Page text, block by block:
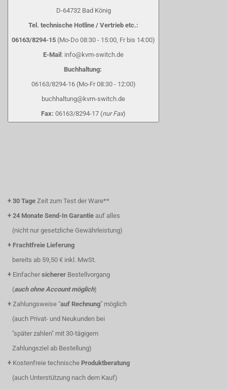
D-64732 Bad König
Tel. technische Hotline / Vertrieb etc.:
06163/8294-15 (Mo-Do 08:30 - 15:00, Fr bis 14:00)
E-Mail : info@kvm-switch.de
Buchhaltung:
06163/8294-16 (Mo-Fr 08:30 - 12:00)
buchhaltung@kvm-switch.de
Fax: 06163/8294-17 (nur Fax)
+ 30 Tage Zeit zum Test der Ware**
+ 24 Monate Send-In Garantie auf alles
(nicht nur gesetzliche Gewährleistung)
+ Frachtfreie Lieferung
bereits ab 59,50 € inkl. MwSt.
+ Einfacher sicherer Bestellvorgang
(auch ohne Account möglich)
+ Zahlungsweise "auf Rechnung" möglich
(auch Privat- und Neukunden bei
"später zahlen" mit 30-tägigem
Zahlungsziel ab Bestellung)
+ Kostenfreie technische Produktberatung
(auch Unterstützung nach dem Kauf)